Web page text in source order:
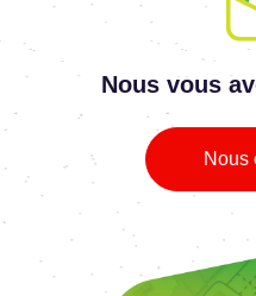
Nous vous
Nous